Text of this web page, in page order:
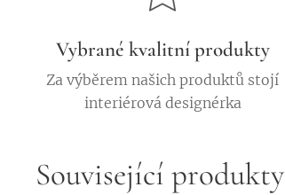
Vybrané kvalitní produkty
Za výběrem našich produktů stojí
interiérová designérka
Související produkty